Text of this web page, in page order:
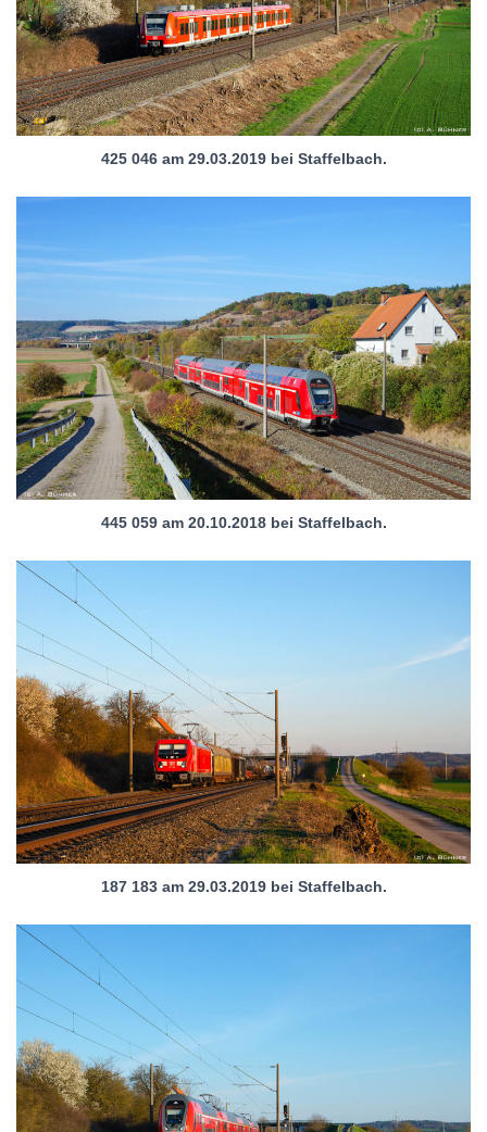
425 046 am 29.03.2019 bei Staffelbach.
445 059 am 20.10.2018 bei Staffelbach.
187 183 am 29.03.2019 bei Staffelbach.